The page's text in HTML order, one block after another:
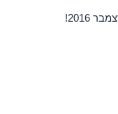
2016!